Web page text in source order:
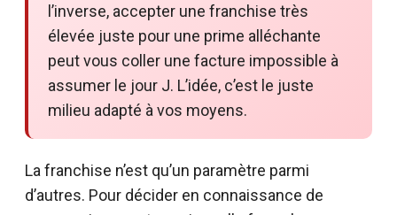
l’inverse, accepter une franchise très
élevée juste pour une prime alléchante
peut vous coller une facture impossible à
assumer le jour J. L’idée, c’est le juste
milieu adapté à vos moyens.
La franchise n’est qu’un paramètre parmi
d’autres. Pour décider en connaissance de